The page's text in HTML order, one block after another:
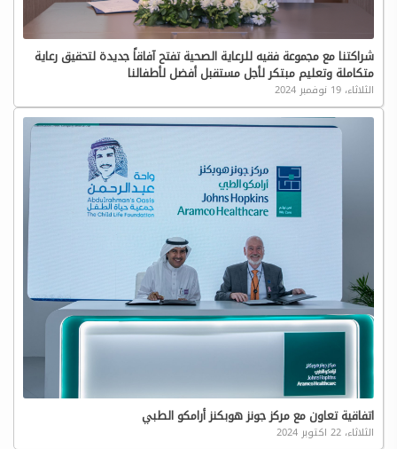
شراكتنا مع مجموعة فقيه للرعاية الصحية تفتح آفاقاً جديدة لتحقيق رعاية
متكاملة وتعليم مبتكر لأجل مستقبل أفضل لأطفالنا
الثلاثاء، 19 نوفمبر 2024
اتفاقية تعاون مع مركز جونز هوبكنز أرامكو الطبي
الثلاثاء، 22 اكتوبر 2024